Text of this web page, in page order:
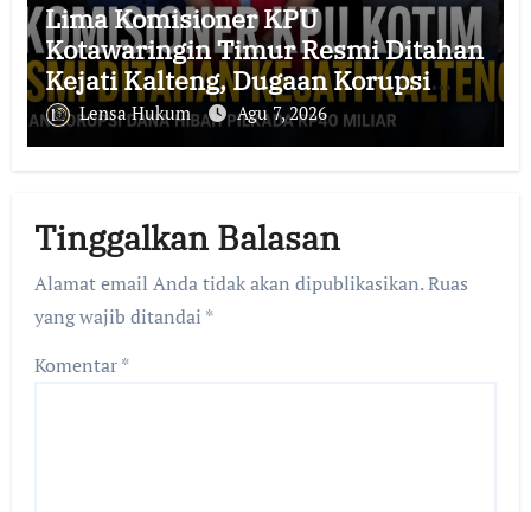
Lima Komisioner KPU
Kotawaringin Timur Resmi Ditahan
Kejati Kalteng, Dugaan Korupsi
Dana Hibah Pilkada Rp40 Miliar
Memasuki Babak Baru
Lensa Hukum Agu 7, 2026
Tinggalkan Balasan
Alamat email Anda tidak akan dipublikasikan.Ruas
yang wajib ditandai *
Komentar*